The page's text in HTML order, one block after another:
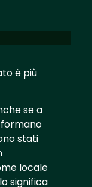
è più
se a
stati
locale
significa